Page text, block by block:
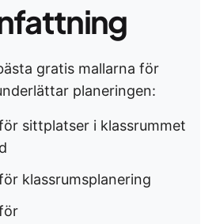
gratis mallarna för
planeringen:
sittplatser i klassrummet
klassrumsplanering